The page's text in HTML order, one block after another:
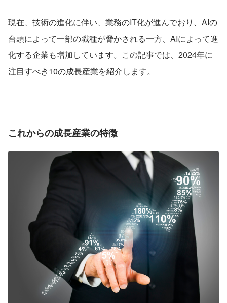
現在、技術の進化に伴い、業務のIT化が進んでおり、AIの
台頭によって一部の職種が脅かされる一方、AIによって進
化する企業も増加しています。この記事では、2024年に
注目すべき10の成長産業を紹介します。
これからの成長産業の特徴